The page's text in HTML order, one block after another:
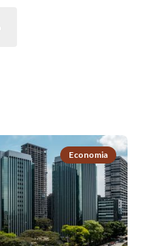
Economia